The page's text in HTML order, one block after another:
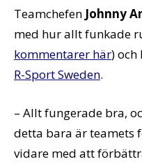
Teamchefen Johnny
med hur allt funkade
kommentarer här) och
R-Sport Sweden.
– Allt fungerade bra,
detta bara är teamets
vidare med att